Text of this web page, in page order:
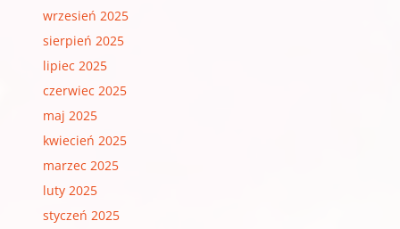
wrzesień 2025
sierpień 2025
lipiec 2025
czerwiec 2025
maj 2025
kwiecień 2025
marzec 2025
luty 2025
styczeń 2025